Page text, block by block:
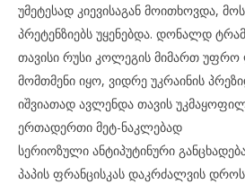
უმეტესად კიევისაგან მოითხოვდა,
პრეტენზიებს უყენებდა. დონალდ
თავისი რუსი კოლეგის მიმართ
მომთმენი იყო, ვიდრე უკრაინის
იშვიათად ავლენდა თავის
ერთადერთი მეტ-ნაკლებად
სერიოზული ანტიპუტინური
პაპის ფრანცისკას დაკრძალვის